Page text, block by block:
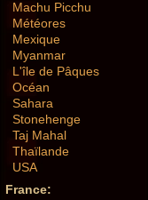
Machu Picchu
Météores
Mexique
Myanmar
L'île de Pâques
Océan
Sahara
Stonehenge
Taj Mahal
Thaïlande
USA
France: